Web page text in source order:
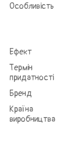
Особливість
Ефект
Термін
придатності
Бренд
Країна
виробництва